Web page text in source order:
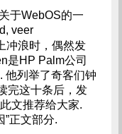
于WebOS的一
veer
冲浪时，偶然发
是HP Palm公司
他列举了奇客们钟
完这十条后，发
文推荐给大家.
”正文部分.